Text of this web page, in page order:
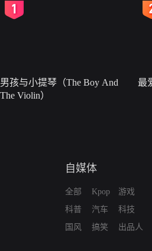
男孩与小提琴（The Boy And
The Violin）
最
自媒体
全部
科普
国风
Kpop
汽车
搞笑
游戏
科技
出品人